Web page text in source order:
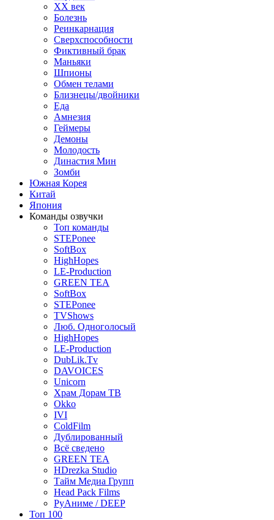
ХХ век
Болезнь
Реинкарнация
Сверхспособности
Фиктивный брак
Маньяки
Шпионы
Обмен телами
Близнецы/двойники
Еда
Амнезия
Геймеры
Демоны
Молодость
Династия Мин
Зомби
Южная Корея
Китай
Япония
Команды озвучки
Топ команды
STEPonee
SoftBox
HighHopes
LE-Production
GREEN TEA
SoftBox
STEPonee
TVShows
Люб. Одноголосый
HighHopes
LE-Production
DubLik.Tv
DAVOICES
Unicorn
Храм Дорам ТВ
Okko
IVI
ColdFilm
Дублированный
Всё сведено
GREEN TEA
HDrezka Studio
Тайм Медиа Групп
Head Pack Films
РуАниме / DEEP
Топ 100